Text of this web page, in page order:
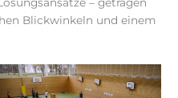
Blickwinkeln und einem